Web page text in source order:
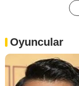
Oyuncular